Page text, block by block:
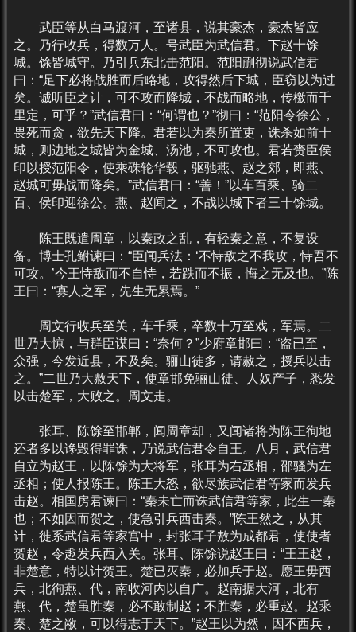
武臣等从白马渡河，至诸县，说其豪杰，豪杰皆应
之。乃行收兵，得数万人。号武臣为武信君。下赵十馀
城。馀皆城守。乃引兵东北击范阳。范阳蒯彻说武信君
曰：“足下必将战胜而后略地，攻得然后下城，臣窃以为过
矣。诚听臣之计，可不攻而降城，不战而略地，传檄而千
里定，可乎？”武信君曰：“何谓也？”彻曰：“范阳令徐公，
畏死而贪，欲先天下降。君若以为秦所置吏，诛杀如前十
城，则边地之城皆为金城、汤池，不可攻也。君若赍臣侯
印以授范阳令，使乘硃轮华毂，驱驰燕、赵之郊，即燕、
赵城可毋战而降矣。”武信君曰：“善！”以车百乘、骑二
百、侯印迎徐公。燕、赵闻之，不战以城下者三十馀城。
陈王既遣周章，以秦政之乱，有轻秦之意，不复设
备。博士孔鲋谏曰：“臣闻兵法：‘不恃敌之不我攻，恃吾不
可攻。’今王恃敌而不自恃，若跌而不振，悔之无及也。”陈
王曰：“寡人之军，先生无累焉。”
周文行收兵至关，车千乘，卒数十万至戏，军焉。二
世乃大惊，与群臣谋曰：“奈何？”少府章邯曰：“盗已至，
众强，今发近县，不及矣。骊山徒多，请赦之，授兵以击
之。”二世乃大赦天下，使章邯免骊山徒、人奴产子，悉发
以击楚军，大败之。周文走。
张耳、陈馀至邯郸，闻周章却，又闻诸将为陈王徇地
还者多以谗毁得罪诛，乃说武信君令自王。八月，武信君
自立为赵王，以陈馀为大将军，张耳为右丞相，邵骚为左
丞相；使人报陈王。陈王大怒，欲尽族武信君等家而发兵
击赵。相国房君谏曰：“秦未亡而诛武信君等家，此生一秦
也；不如因而贺之，使急引兵西击秦。”陈王然之，从其
计，徙系武信君等家宫中，封张耳子敖为成都君，使使者
贺赵，令趣发兵西入关。张耳、陈馀说赵王曰：“王王赵，
非楚意，特以计贺王。楚已灭秦，必加兵于赵。愿王毋西
兵，北徇燕、代，南收河内以自广。赵南据大河，北有
燕、代，楚虽胜秦，必不敢制赵；不胜秦，必重赵。赵乘
秦、楚之敝，可以得志于天下。”赵王以为然，因不西兵，